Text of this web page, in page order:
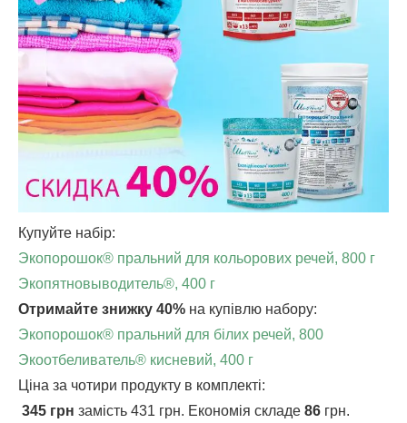
Купуйте набір:
Экопорошок® пральний для кольорових речей, 800 г
Экопятновыводитель®, 400 г
Отримайте знижку 40% на купівлю набору:
Экопорошок® пральний для білих речей, 800
Экоотбеливатель® кисневий, 400 г
Ціна за чотири продукту в комплекті:
345 грн замість 431 грн. Економія складе 86 грн.